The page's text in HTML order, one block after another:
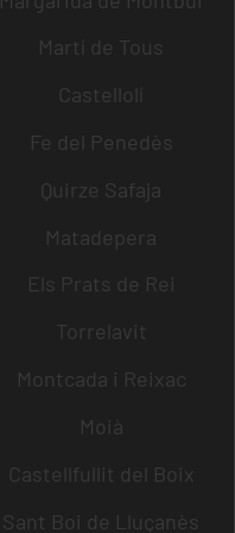
Martí de Tous
Castellolí
Fe del Penedès
Quirze Safaja
Matadepera
Els Prats de Rei
Torrelavit
Montcada i Reixac
Moià
Castellfullit del Boix
Sant Boi de Lluçanès